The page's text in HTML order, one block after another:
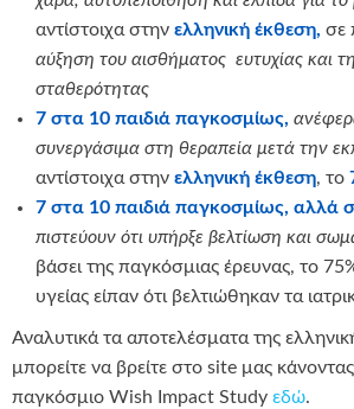
αντίστοιχα στην ελληνική έκθεση, σε
αύξηση του αισθήματος ευτυχίας και
σταθερότητας
7 στα 10 παιδιά παγκοσμίως,
συνεργάσιμα στη θεραπεία μετά την
αντίστοιχα στην ελληνική έκθεση, το
7 στα 10 παιδιά παγκοσμίως, αλλά
πιστεύουν ότι υπήρξε βελτίωση και
βάσει της παγκόσμιας έρευνας, το
υγείας είπαν ότι βελτιώθηκαν τα
Αναλυτικά τα αποτελέσματα της
μπορείτε να βρείτε στο site μας
παγκόσμιο Wish Impact Study εδώ.